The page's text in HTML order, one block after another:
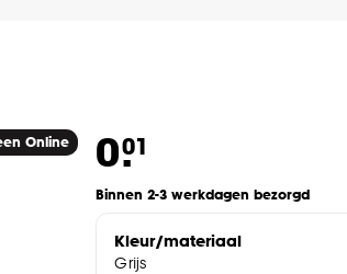
Online 0.01
Binnen 2-3 werkdagen bezorgd
Kleur/materiaal
Grijs